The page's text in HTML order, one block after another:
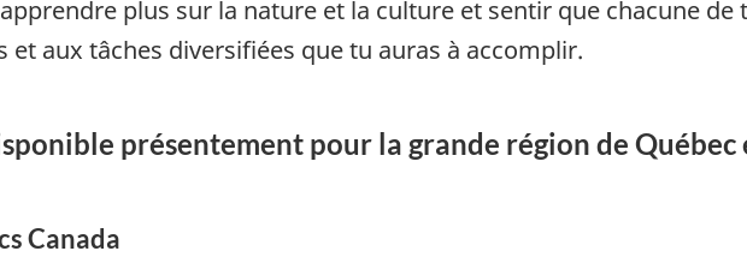
plus sur la nature et la culture et sentir que chacune
et aux tâches diversifiées que tu auras à accomplir.
présentement pour la grande région de
Canada